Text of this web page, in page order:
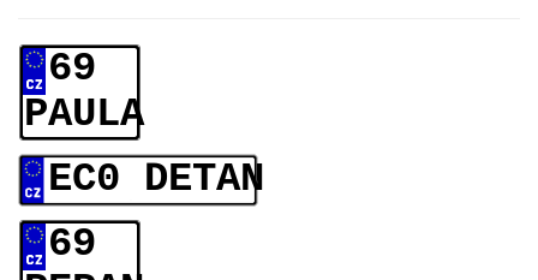
69
PAULA
EC0 DETAN
69